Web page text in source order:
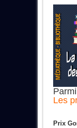
Les
Prix